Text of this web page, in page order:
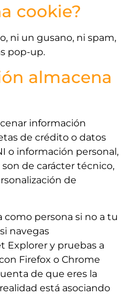
cookie?
ni un gusano, ni spam,
pop-up.
almacena
información
de crédito o datos
o información personal,
de carácter técnico,
de
como persona si no a tu
navegas
y pruebas a
Firefox o Chrome
de que eres la
está asociando